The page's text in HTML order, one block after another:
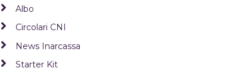
Albo
Circolari CNI
News Inarcassa
Starter Kit